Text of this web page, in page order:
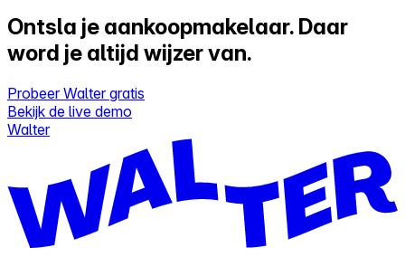
Ontsla je aankoopmakelaar. Daar
word je altijd wijzer van.
Probeer Walter gratis
Bekijk de live demo
Walter